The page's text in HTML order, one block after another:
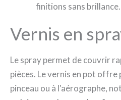
finitions sans brillance.
Vernis en
Le spray permet de couvrir
pièces. Le vernis en pot offre
pinceau ou à l'aérographe,